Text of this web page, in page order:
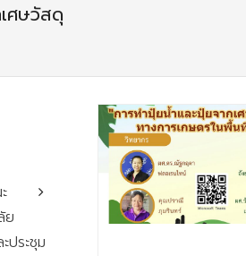
ศษวัสดุ
ย
ประชุม